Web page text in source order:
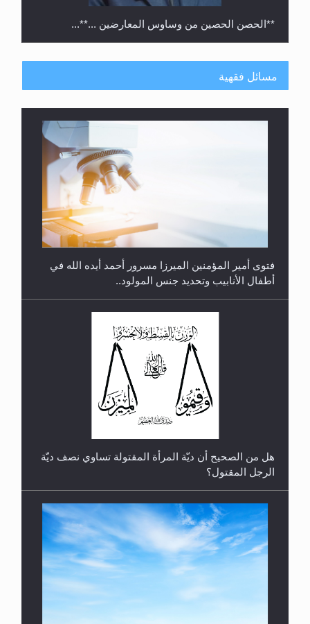
**الحصن الحصين من وساوس المعارضين ...**...
رأيٌ في لغة المسيح الموعود عليه السلام.. 4...
مسائل فقهية
فتوى أمير المؤمنين الميرزا مسرور أحمد أيده الله في
أطفال الأنابيب وتحديد جنس المولود..
هل من الصحيح أن ديّة المرأة المقتولة تساوي نصف ديّة
الرجل المقتول؟